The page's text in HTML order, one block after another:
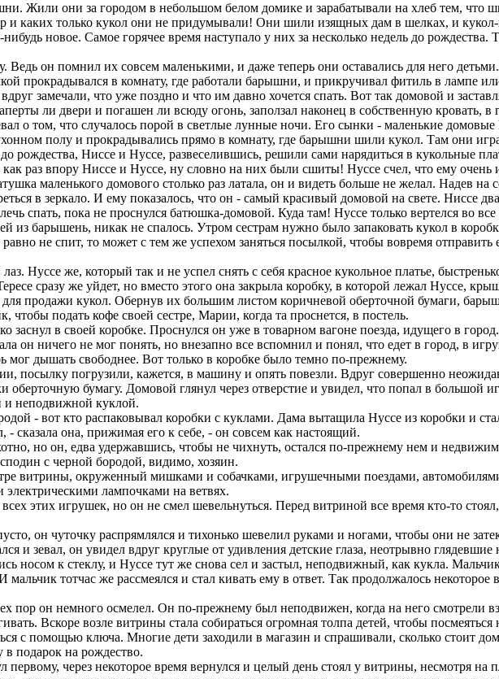
Жили они за городом в небольшом белом домике и зарабатывали на хлеб тем, что
и каких только кукол они не придумывали! Они шили изящных дам в шелках, и
новое. Самое горячее время наступало у них за несколько недель до рождества.
Ведь он помнил их совсем маленькими, и даже теперь они оставались для него
прокрадывался в комнату, где работали барышни, и прикручивал фитиль в лампе
замечали, что уже поздно и что им давно хочется спать. Вот так домовой и
ли двери и погашен ли всюду огонь, заползал наконец в собственную кровать,
о том, что случалось порой в светлые лунные ночи. Его сынки - маленькие
полу и прокрадывались прямо в комнату, где барышни шили кукол. Там они
рождества, Ниссе и Нуссе, развеселившись, решили сами нарядиться в кукольные
раз впору Ниссе и Нуссе, ну словно на них были сшиты! Нуссе счел, что ему очень
маленького домового столько раз латала, он и видеть больше не желал. Надев
в зеркало. И ему показалось, что он - самый красивый домовой на свете. Ниссе
спать, пока не проснулся батюшка-домовой. Куда там! Нуссе только вертелся во
из барышень, никак не спалось. Утром сестрам нужно было запаковать кукол в
не спит, то может с тем же успехом заняться посылкой, чтобы вовремя отправить
Нуссе же, который так и не успел снять с себя красное кукольное платье,
сразу же уйдет, но вместо этого она закрыла коробку, в которой лежал Нуссе,
продажи кукол. Обернув их большим листом коричневой оберточной бумаги,
подать кофе своей сестре, Марии, когда та проснется, в постель.
заснул в своей коробке. Проснулся он уже в товарном вагоне поезда, идущего в
он ничего не мог понять, но внезапно все вспомнил и понял, что едет в город, в
мог дышать свободнее. Вот только в коробке было темно по-прежнему.
посылку погрузили, кажется, в машину и опять повезли. Вдруг совершенно
оберточную бумагу. Домовой глянул через отверстие и увидел, что попал в
и неподвижной куклой.
- вот кто распаковывал коробки с куклами. Дама вытащила Нуссе из коробки и
сказала она, прижимая его к себе, - он совсем как настоящий.
но он, едва удержавшись, чтобы не чихнуть, остался по-прежнему нем и
с черной бородой, видимо, хозяин.
витрины, окруженный мишками и собачками, игрушечными поездами,
лампочками на ветвях.
этих игрушек, но он не смел шевельнуться. Перед витриной все время кто-то
он чуточку распрямлялся и тихонько шевелил руками и ногами, чтобы они не
и зевал, он увидел вдруг круглые от удивления детские глаза, неотрывно
носом к стеклу, и Нуссе тут же снова сел и застыл, неподвижный, как кукла.
мальчик тотчас же рассмеялся и стал кивать ему в ответ. Так продолжалось
пор он немного осмелел. Он по-прежнему был неподвижен, когда на него смотрели
Вскоре возле витрины стала собираться огромная толпа детей, чтобы
с помощью ключа. Многие дети заходили в магазин и спрашивали, сколько стоит
в подарок на рождество.
через некоторое время вернулся и целый день стоял у витрины, несмотря на